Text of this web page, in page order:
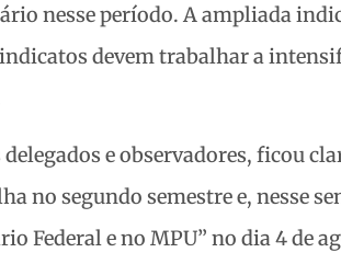
nesse período. A ampliada
devem trabalhar a
e observadores, ficou
no segundo semestre e, nesse
Federal e no MPU” no dia 4 de